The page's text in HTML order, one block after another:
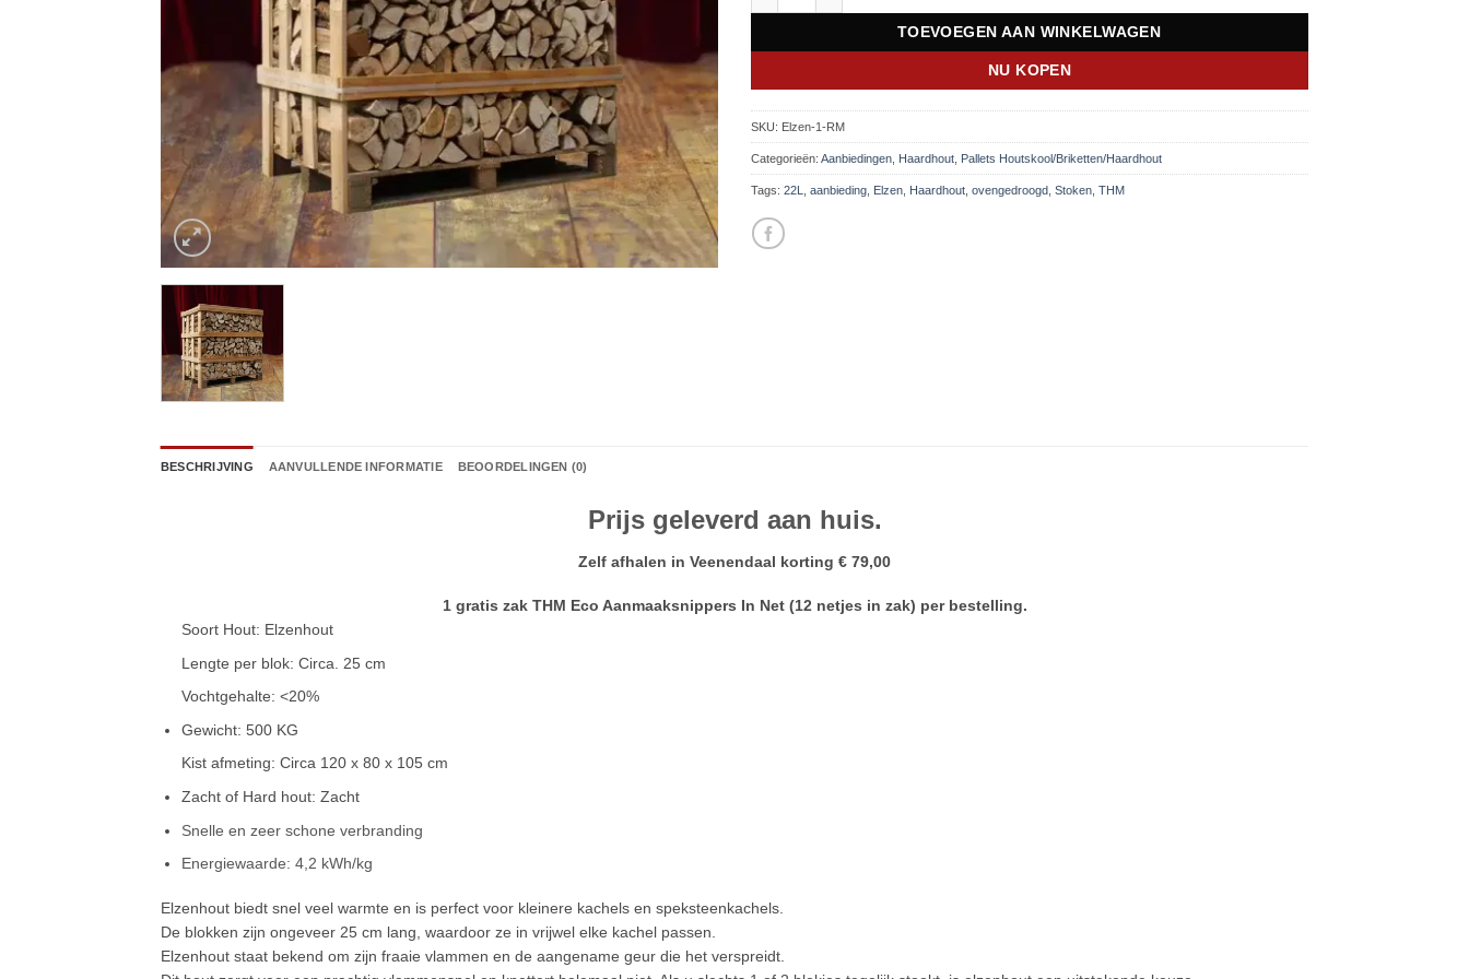
TOEVOEGEN AAN WINKELWAGEN
NU KOPEN
SKU: Elzen-1-RM
Categorieën: Aanbiedingen Haardhout Pallets Houtskool/Briketten/Haardhout
Tags: 22L aanbieding Elzen Haardhout ovengedroogd Stoken THM
BESCHRIJVING AANVULLENDE INFORMATIE BEOORDELINGEN (0)
Prijs geleverd aan huis.
Zelf afhalen in Veenendaal korting € 79,00
1 gratis zak THM Eco Aanmaaksnippers In Net (12 netjes in zak) per bestelling.
Soort Hout: Elzenhout
Lengte per blok: Circa. 25 cm
Vochtgehalte: <20%
Gewicht: 500 KG
Kist afmeting: Circa 120 x 80 x 105 cm
Zacht of Hard hout: Zacht
Snelle en zeer schone verbranding
Energiewaarde: 4,2 kWh/kg
Elzenhout biedt snel veel warmte en is perfect voor kleinere kachels en speksteenkachels.
De blokken zijn ongeveer 25 cm lang, waardoor ze in vrijwel elke kachel passen.
Elzenhout staat bekend om zijn fraaie vlammen en de aangename geur die het verspreidt.